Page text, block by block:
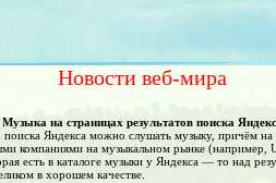
Новости веб-мира
Музыка на страницах результатов поиска
поиска Яндекса можно слушать музыку, причём на
компаниями на музыкальном рынке (например,
есть в каталоге музыки у Яндекса — то над
в хорошем качестве.